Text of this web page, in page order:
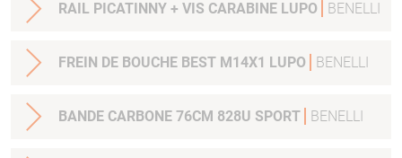
RAIL PICATINNY + VIS CARABINE LUPO BENELLI
FREIN DE BOUCHE BEST M14X1 LUPO BENELLI
BANDE CARBONE 76CM 828U SPORT BENELLI